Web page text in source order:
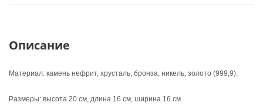
Описание
Материал: камень нефрит, хрусталь, бронза, никель, золото (999,9).
Размеры: высота 20 см, длина 16 см, ширина 16 см.